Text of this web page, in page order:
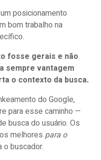
posicionamento
bom trabalho na
fosse gerais e não
sempre vantagem
o contexto da busca.
do Google,
para esse caminho —
busca do usuário. Os
melhores para o
o buscador.